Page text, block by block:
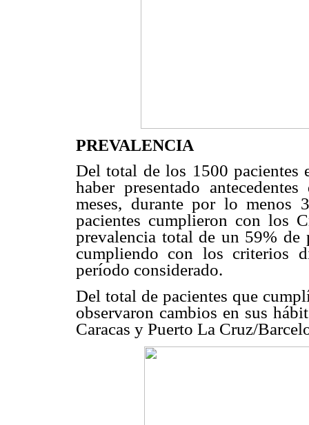
PREVALENCIA
Del total de los 1500 pacientes
haber presentado
meses, durante por lo menos
pacientes cumplieron con los
prevalencia total de un 59% de
cumpliendo con los criterios
período considerado.
Del total de pacientes que
observaron cambios en sus
Caracas y Puerto La Cruz/